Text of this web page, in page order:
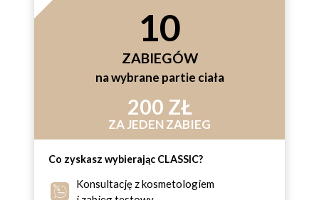
10
ZABIEGÓW
na wybrane partie ciała
200 ZŁ
ZA JEDEN ZABIEG
Co zyskasz wybierając CLASSIC?
Konsultację z kosmetologiem